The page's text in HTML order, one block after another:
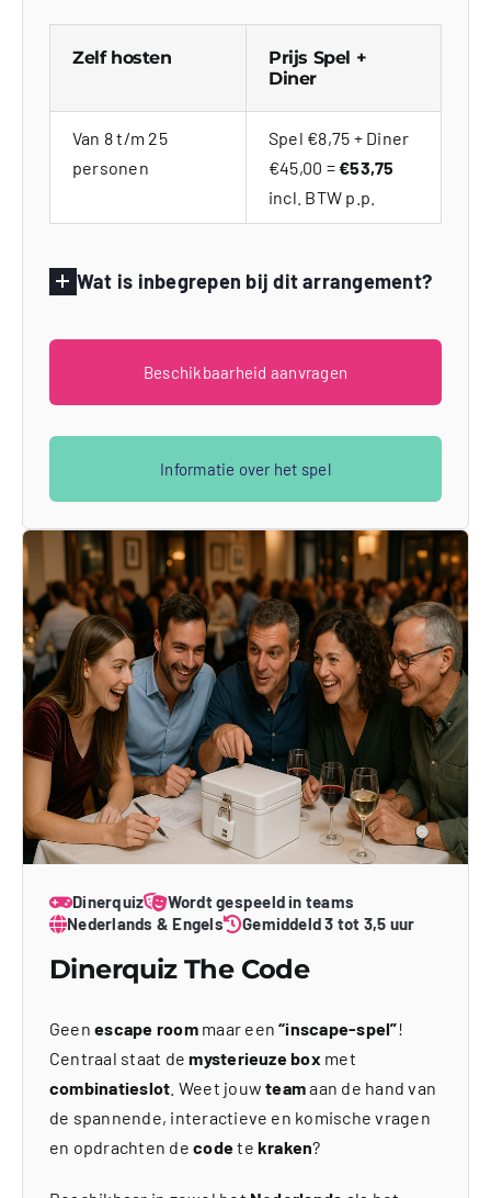
Zelf hosten
Prijs Spel +
Diner
Van 8 t/m 25
personen
Spel €8,75 + Diner
€45,00 =€53,75
incl. BTW p.p.
Wat is inbegrepen bij dit arrangement?
Beschikbaarheid aanvragen
Informatie over het spel
Dinerquiz
Wordt gespeeld in teams
Nederlands & Engels
Gemiddeld 3 tot 3,5 uur
Dinerquiz The Code
Geenescape roommaar een“inscape-spel”!
Centraal staat demysterieuze box met
combinatieslot . Weet jouwteamaan de hand van
de spannende, interactieve en komische vragen
en opdrachten decodetekraken?